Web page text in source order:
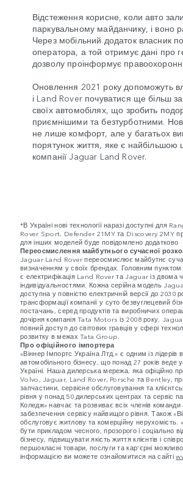
Відстеження корисне, коли авто
паркувальному майданчику, і воно
Через мобільний додаток власник
оператора, а той отримує дані про
дозволу проінформує
Оновлення 2021 року допоможуть
і Land Rover почуватися ще більш
своїх автомобілях, що зробить
приємнішими та безтурботними.
не лише комфорт, але у багатьох
порятунок життя, яке є найбільшою
компанії Jaguar Land Rover.
*В Україні нові технології наразі доступні для
Rover Sport, Defender 21MY та Discovery 2MY
для інших моделей буде повідомлено додатково
Переосмислення майбутнього сучасної
Jaguar Land Rover переосмислює майбутнє
визначенням у своїх брендах. Головним пунктом
є електрифікація Land Rover та Jaguar із двома
індивідуальностями. Кожна серійна модель
доступна у повністю електричній версії до 2030
трансформації компанії у суто безвуглецевий
постачань, серед продуктів та виробничих
дочірня компанія Tata Motors із 2008 року,
повний доступ до світових гравців у сфері
розвитку в межах Tata Group.
Про офіційного імпортера
«Віннер Імпортс Україна Лтд.» є одним із лідерів
автомобільного бізнесу, що понад 27 років веде
Україні. Наша дилерська мережа, яка офіційно
Volvo, Jaguar, Land Rover, Porsche та Bentley,
запчастини, сервісне обслуговування та
рівня у понад 50 дилерських центрах та сервіс
Коледж» навчає та розвиває всіх членів команди
забезпечення сервісу найвищого рівня. Також
обслуговує житлову та комерційну нерухомість.
бути прикладом чесного, прозорого і соціально
бізнесу, підвищувати якість життя клієнтів і
першокласні товари, послуги та кар'єрні
інформацією ви можете ознайомитися на сайті